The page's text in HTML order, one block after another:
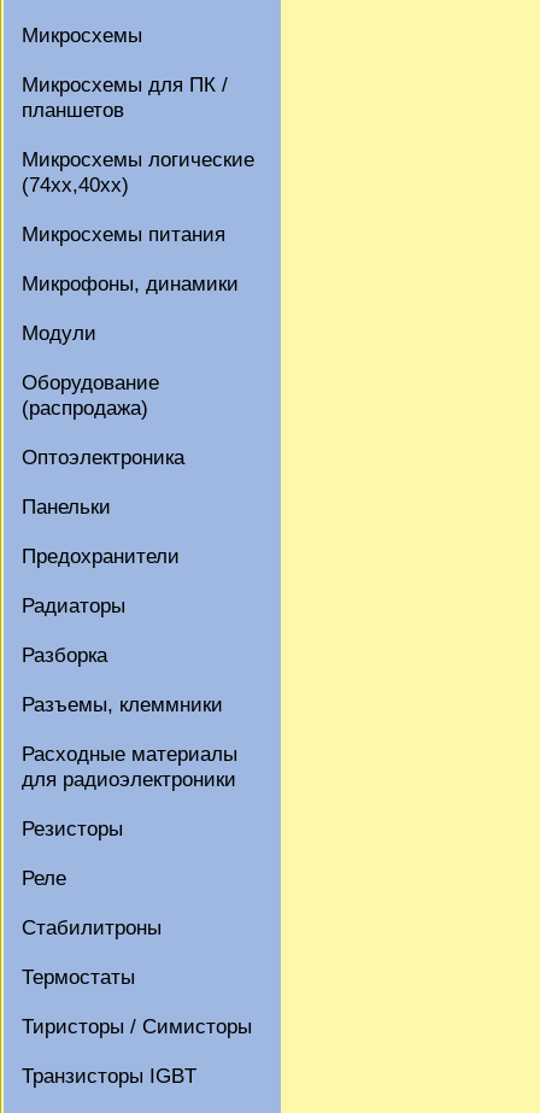
Микросхемы
Микросхемы для ПК /
планшетов
Микросхемы логические
(74xx,40xx)
Микросхемы питания
Микрофоны, динамики
Модули
Оборудование
(распродажа)
Оптоэлектроника
Панельки
Предохранители
Радиаторы
Разборка
Разъемы, клеммники
Расходные материалы
для радиоэлектроники
Резисторы
Реле
Стабилитроны
Термостаты
Тиристоры / Симисторы
Транзисторы IGBT